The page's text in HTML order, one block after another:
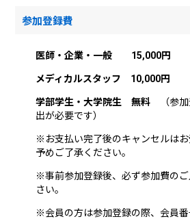
参加登録費
医師・企業・一般 15,000円
メディカルスタッフ 10,000円
学部学生・大学院生 無料
（参
出が必要です）
※お支払い完了後のキャンセルはお
予めご了承ください。
※事前参加登録後、必ず参加費の
さい。
※会員の方は参加登録の際、会員